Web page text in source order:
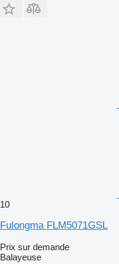
10
Fulongma FLM5071GSL
Prix sur demande
Balayeuse